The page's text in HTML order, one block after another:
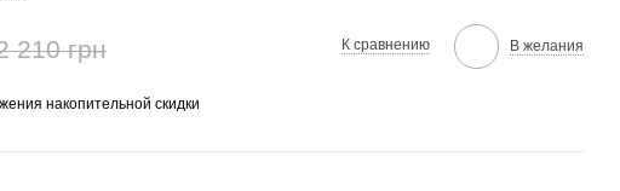
210 грн К сравнению В желания
накопительной скидки